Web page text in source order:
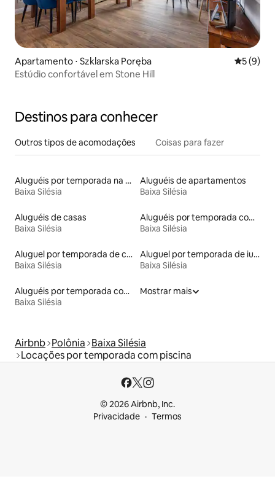
Apartamento ⋅ Szklarska Poręba 5 de
5 (9)
Estúdio confortável em Stone Hill
Destinos para conhecer
Outros tipos de acomodações Coisas para fazer
Aluguéis por temporada na orla
Baixa Silésia
Aluguéis de apartamentos
Baixa Silésia
Aluguéis de casas
Baixa Silésia
Aluguéis por temporada com sauna
Baixa Silésia
Aluguel por temporada de casas de veraneio
Baixa Silésia
Aluguel por temporada de iurtas
Baixa Silésia
Aluguéis por temporada com café da manhã
Baixa Silésia
Mostrar mais
Airbnb Polônia Baixa Silésia
Locações por temporada com piscina
© 2026 Airbnb, Inc.
Privacidade
Termos